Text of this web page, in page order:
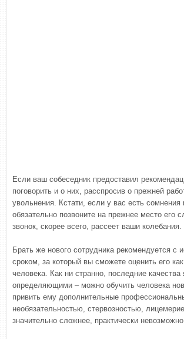
Если ваш собеседник предоставил
поговорить и о них, расспросив о прежней
увольнения. Кстати, если у вас есть сомнения
обязательно позвоните на прежнее место его
звонок, скорее всего, рассеет ваши колебания.
Брать же нового сотрудника рекомендуется с
сроком, за который вы сможете оценить его
человека. Как ни странно, последние качества
определяющими – можно обучить человека
привить ему дополнительные
необязательностью, стервозностью,
значительно сложнее, практически